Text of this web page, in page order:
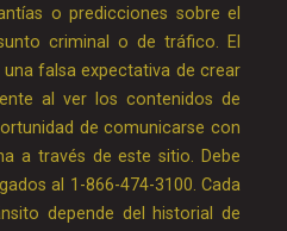
o predicciones sobre el
criminal o de tráfico. El
falsa expectativa de crear
al ver los contenidos de
de comunicarse con
a través de este sitio. Debe
al 1-866-474-3100. Cada
depende del historial de